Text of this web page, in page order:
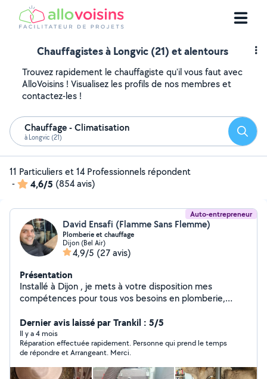
Chauffagistes à Longvic (21) et alentours
Trouvez rapidement le chauffagiste qu'il vous faut avec
AlloVoisins ! Visualisez les profils de nos membres et
contactez-les !
Chauffage - Climatisation
à Longvic (21)
11 Particuliers et 14 Professionnels répondent
-
4,6/5 (854 avis)
Auto-entrepreneur
David Ensafi (Flamme Sans Flemme)
Plomberie et chauffage
Dijon (Bel Air)
4,9/5 (27 avis)
Présentation
Installé à Dijon , je mets à votre disposition mes
compétences pour tous vos besoins en plomberie,
rénovation de salles de bain, ainsi que la pose
d'équipements sanitaires : WC, douche, baignoire,
lavabo, robinetterie, installation des réseaux d'eau et de
gaz, chauffe-eau. Je réalise également la pose et
l'entretien d'adoucisseurs, l'installation ou le
Dernier avis laissé par Trankil : 5/5
Il y a 4 mois
Réparation effectuée rapidement. Personne qui prend le temps
de répondre et Arrangeant. Merci.